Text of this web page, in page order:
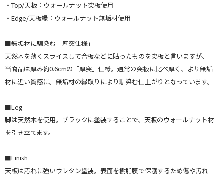
・Top/天板：ウォールナット突板使用
・Edge/天板縁：ウォールナット無垢材使用
■無垢材に馴染む「厚突仕様」
天然本を薄くスライスして合板などに貼ったものを突板と言いますが、
当商品は厚み約0.6cmの「厚突」仕様。通常の突板に比べ厚く、より無垢
材に近い質感に。無垢材の縁取りにより馴染む仕上がりとなっています。
■Leg
脚は天然木を使用。ブラックに塗装することで、天板のウォールナット材
を引き立てます。
■Finish
天板は汚れに強いウレタン塗装。表面を樹脂膜で保護するため傷や汚れ